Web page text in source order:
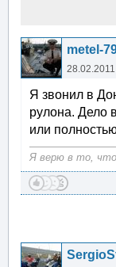
metel-
Я звонил в
рулона. Дело
или
Я верю в то, что